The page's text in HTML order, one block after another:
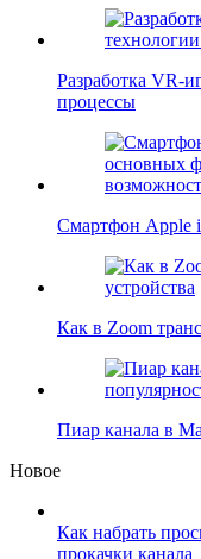
Разработка VR-
процессы
Смартфон Apple
Как в Zoom
Пиар канала в
Новое
Как набрать
прокачки канала